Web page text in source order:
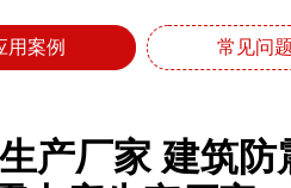
用案例 常见问题
产厂家 建筑